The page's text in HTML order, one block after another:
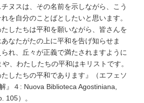
ヌスは、その名前を示しながら、こう
を自分のことばとしたいと思います。
たしたちは平和を願いながら、皆さんを
なたがたの上に平和を告げ知らせま
れ、丘々が正義で満たされますように
や、わたしたちの平和はキリストです。
たしたちの平和であります』（エフェソ
』４: Nuova Biblioteca Agostiniana,
105）。